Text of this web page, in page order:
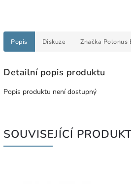
Popis Diskuze Značka Polonus
Detailní popis produktu
Popis produktu není dostupný
SOUVISEJÍCÍ